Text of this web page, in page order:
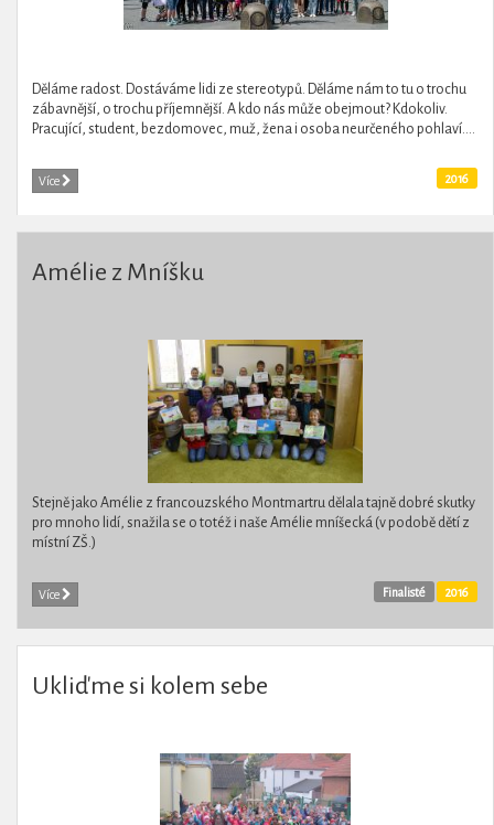
Děláme radost. Dostáváme lidi ze stereotypů. Děláme nám to tu o trochu
zábavnější, o trochu příjemnější. A kdo nás může obejmout? Kdokoliv.
Pracující, student, bezdomovec, muž, žena i osoba neurčeného pohlaví....
Více 2016
Amélie z Mníšku
Stejně jako Amélie z francouzského Montmartru dělala tajně dobré skutky
pro mnoho lidí, snažila se o totéž i naše Amélie mníšecká (v podobě dětí z
místní ZŠ.)
Více 2016
Finalisté
Ukliďme si kolem sebe